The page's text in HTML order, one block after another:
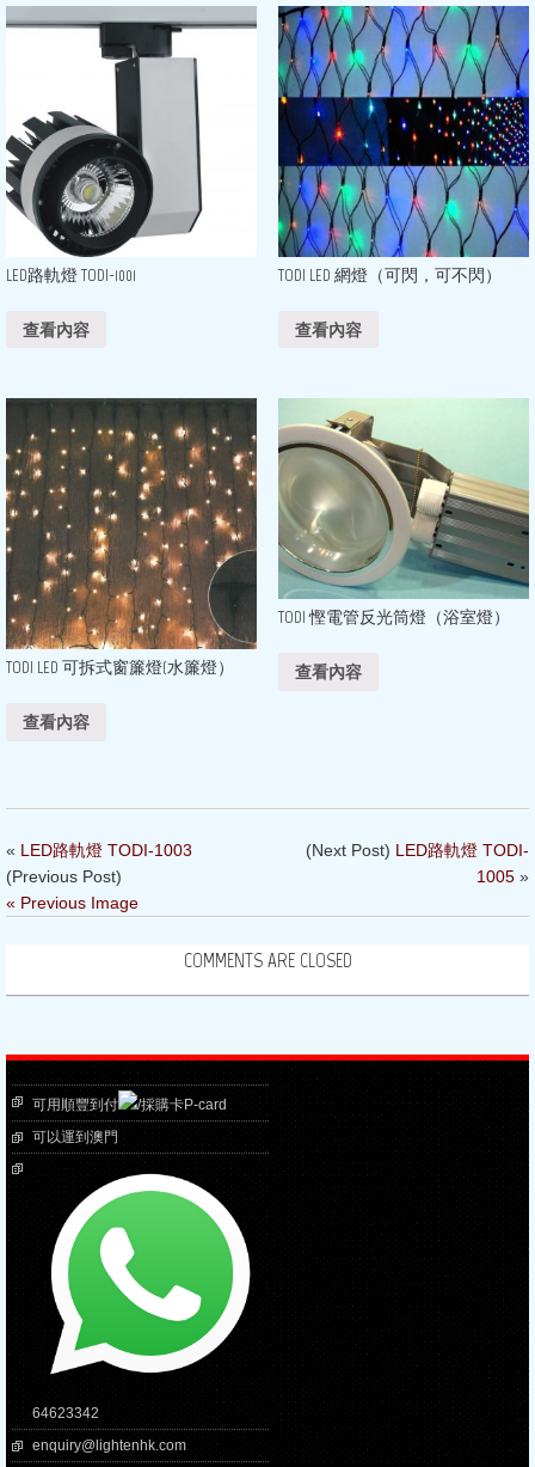
LED路軌燈 TODI-1001
查看內容
TODI LED 網燈（可閃，可不閃）
查看內容
TODI LED 可拆式窗簾燈(水簾燈）
查看內容
TODI 慳電管反光筒燈（浴室燈）
查看內容
« LED路軌燈 TODI-1003
(Previous Post)
(Next Post) LED路軌燈 TODI-
1005 »
« Previous Image
COMMENTS ARE CLOSED
可用順豐到付
/採購卡P-card
可以運到澳門
64623342
enquiry@lightenhk.com